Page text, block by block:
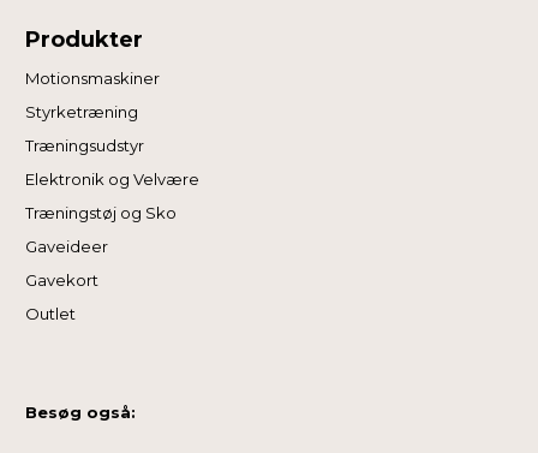
Produkter
Motionsmaskiner
Styrketræning
Træningsudstyr
Elektronik og Velvære
Træningstøj og Sko
Gaveideer
Gavekort
Outlet
Besøg også: